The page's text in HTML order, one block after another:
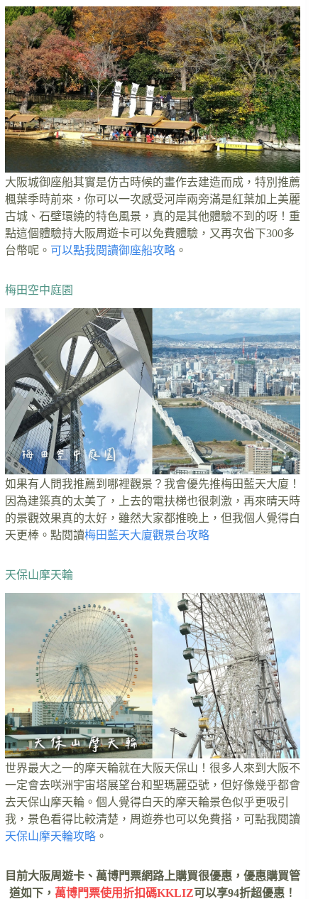
大阪城御座船其實是仿古時候的畫作去建造而成，特別推薦
楓葉季時前來，你可以一次感受河岸兩旁滿是紅葉加上美麗
古城、石壁環繞的特色風景，真的是其他體驗不到的呀！重
點這個體驗持大阪周遊卡可以免費體驗，又再次省下300多
台幣呢。 可以點我閱讀御座船攻略 。
梅田空中庭園
如果有人問我推薦到哪裡觀景？我會優先推梅田藍天大廈！
因為建築真的太美了，上去的電扶梯也很刺激，再來晴天時
的景觀效果真的太好，雖然大家都推晚上，但我個人覺得白
天更棒。點閱讀梅田藍天大廈觀景台攻略
天保山摩天輪
世界最大之一的摩天輪就在大阪天保山！很多人來到大阪不
一定會去咲洲宇宙塔展望台和聖瑪麗亞號，但好像幾乎都會
去天保山摩天輪。個人覺得白天的摩天輪景色似乎更吸引
我，景色看得比較清楚，周遊券也可以免費搭，可點我閱讀
天保山摩天輪攻略 。
目前大阪周遊卡、萬博門票網路上購買很優惠，優惠購買管
道如下， 萬博門票使用折扣碼KKLIZ可以享94折超優惠！